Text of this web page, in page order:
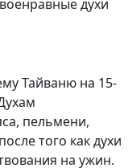
духи
Тайваню на 15-
пельмени,
того как духи
на ужин.